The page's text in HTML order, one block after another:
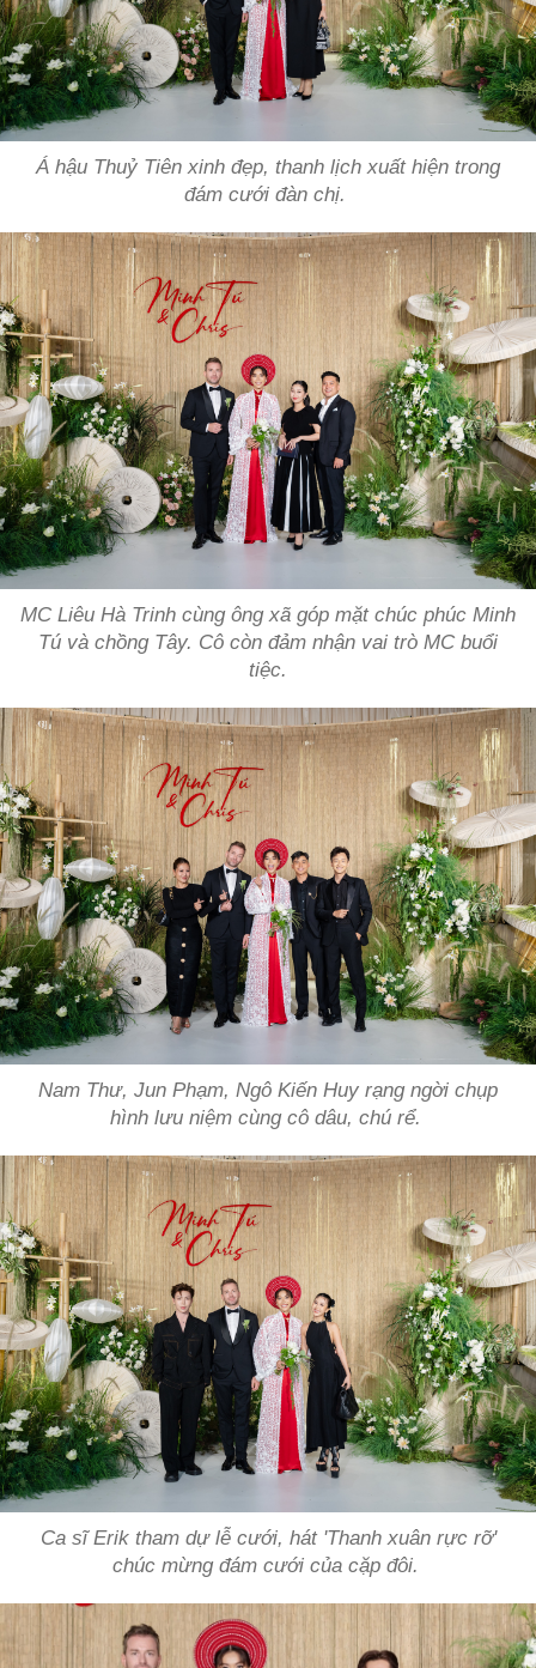
Á hậu Thuỷ Tiên xinh đẹp, thanh lịch xuất hiện trong
đám cưới đàn chị.
MC Liêu Hà Trinh cùng ông xã góp mặt chúc phúc Minh
Tú và chồng Tây. Cô còn đảm nhận vai trò MC buổi
tiệc.
Nam Thư, Jun Phạm, Ngô Kiến Huy rạng ngời chụp
hình lưu niệm cùng cô dâu, chú rể.
Ca sĩ Erik tham dự lễ cưới, hát 'Thanh xuân rực rỡ'
chúc mừng đám cưới của cặp đôi.